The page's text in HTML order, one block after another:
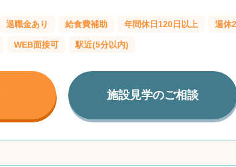
退職金あり 給食費補助 年間休日120日以上 週休
WEB面接可 駅近(5分以内)
施設見学のご相談